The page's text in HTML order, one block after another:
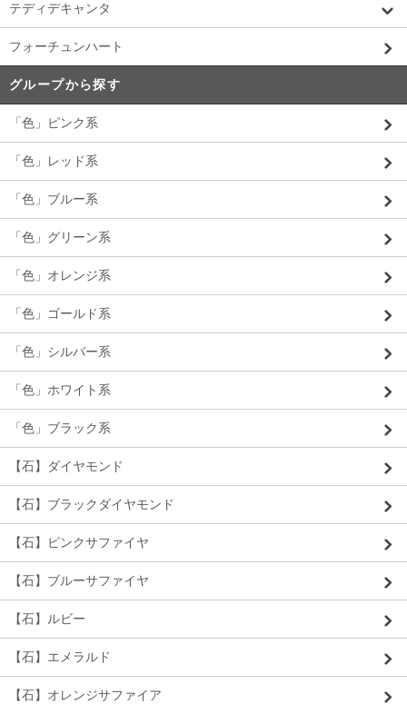
テディデキャンタ
フォーチュンハート
グループから探す
「色」ピンク系
「色」レッド系
「色」ブルー系
「色」グリーン系
「色」オレンジ系
「色」ゴールド系
「色」シルバー系
「色」ホワイト系
「色」ブラック系
【石】ダイヤモンド
【石】ブラックダイヤモンド
【石】ピンクサファイヤ
【石】ブルーサファイヤ
【石】ルビー
【石】エメラルド
【石】オレンジサファイア